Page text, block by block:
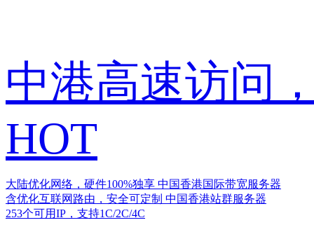
中港高速访问
HOT
大陆优化网络，硬件100%独享 中国香港国际带宽服务器
含优化互联网路由，安全可定制 中国香港站群服务器
253个可用IP，支持1C/2C/4C